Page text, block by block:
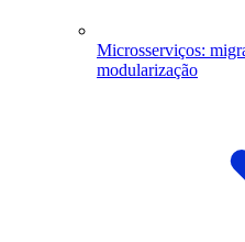
Microsserviços:
modularização